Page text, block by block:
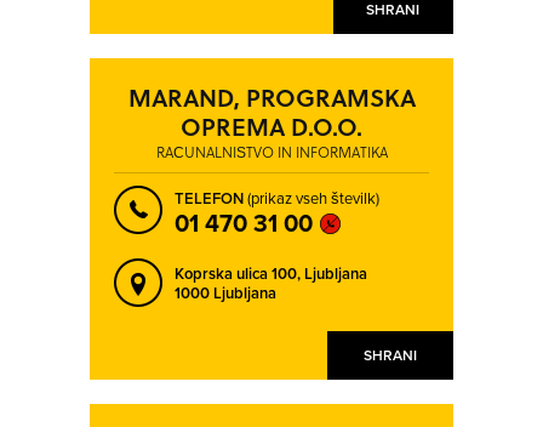
SHRANI
SHRANI
MARAND, PROGRAMSKA
OPREMA D.O.O.
RAČUNALNIŠTVO IN INFORMATIKA
TELEFON(prikaz vseh številk)
01 470 31 00
Koprska ulica 100, Ljubljana
1000 Ljubljana